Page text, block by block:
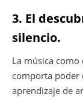
3. El
silencio.
La música
comporta poder
aprendizaje de